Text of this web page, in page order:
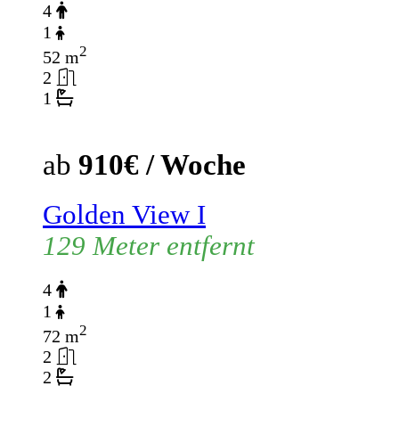
4
1
52 m2
2
1
ab 910€ / Woche
Golden View I
129 Meter entfernt
4
1
72 m2
2
2